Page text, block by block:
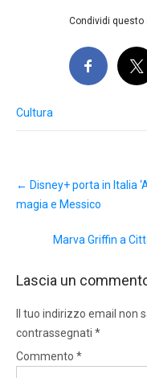
Condividi
Cultura
navigation
← Disney+ porta in Italia
magia e Messico
Marva Griffin a
Lascia un
Il tuo indirizzo email non
contrassegnati *
Commento *